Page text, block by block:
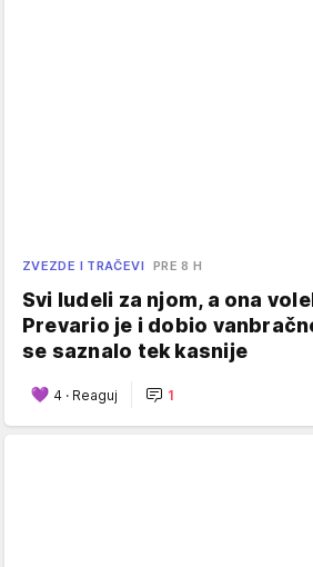
ZVEZDE I TRAČEVI PRE 8 H
Svi ludeli za njom, a ona
Prevario je i dobio
se saznalo tek kasnije
4 · Reaguj 1